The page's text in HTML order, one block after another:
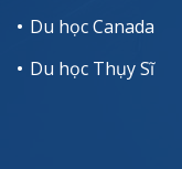
Du học Canada
Du học Thụy Sĩ